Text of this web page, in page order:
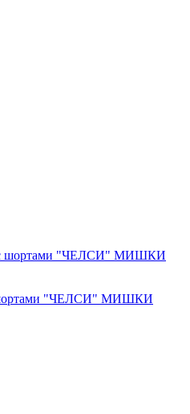
шортами "ЧЕЛСИ" МИШКИ